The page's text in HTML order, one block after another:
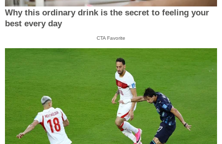
Why this ordinary drink is the secret to feeling your
best every day
CTA Favorite